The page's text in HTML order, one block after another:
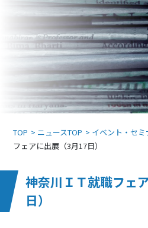
TOP ニュースTOP イベント・セミ
フェアに出展（3月17日）
神奈川ＩＴ就職フェ
日）